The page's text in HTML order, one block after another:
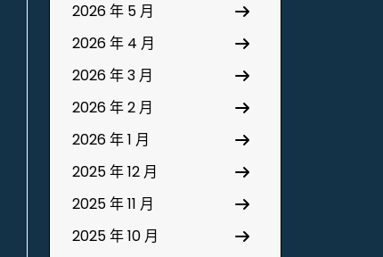
2026 年 5 月
2026 年 4 月
2026 年 3 月
2026 年 2 月
2026 年 1 月
2025 年 12 月
2025 年 11 月
2025 年 10 月